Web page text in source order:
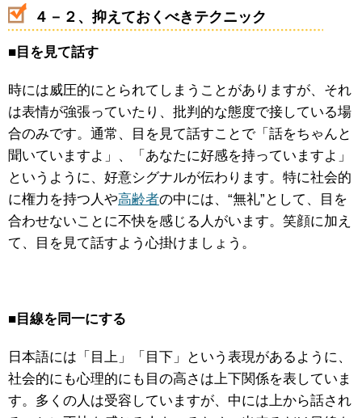
４－２、抑えておくべきテクニック
■ 目を見て話す
時には威圧的にとられてしまうことがありますが、それ
は表情が強張っていたり、批判的な態度で接している場
合のみです。通常、目を見て話すことで「話をちゃんと
聞いていますよ」、「あなたに好感を持っていますよ」
というように、好意シグナルが伝わります。特に社会的
に権力を持つ人や高齢者の中には、“無礼”として、目を
合わせないことに不快を感じる人がいます。笑顔に加え
て、目を見て話すよう心掛けましょう。
■ 目線を同一にする
日本語には「目上」「目下」という表現があるように、
社会的にも心理的にも目の高さは上下関係を表していま
す。多くの人は受容していますが、中には上から話され